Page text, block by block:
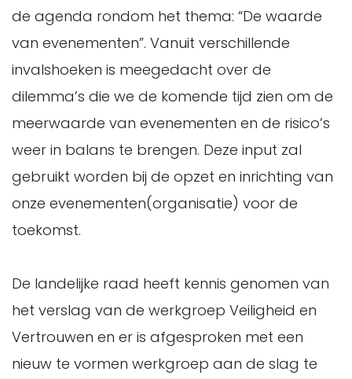
de agenda rondom het thema: “De waarde
van evenementen”. Vanuit verschillende
invalshoeken is meegedacht over de
dilemma’s die we de komende tijd zien om de
meerwaarde van evenementen en de risico’s
weer in balans te brengen. Deze input zal
gebruikt worden bij de opzet en inrichting van
onze evenementen(organisatie) voor de
toekomst.
De landelijke raad heeft kennis genomen van
het verslag van de werkgroep Veiligheid en
Vertrouwen en er is afgesproken met een
nieuw te vormen werkgroep aan de slag te